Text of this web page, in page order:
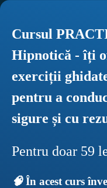
Cursul
Hipnotică - îți
exerciții
pentru a
sigure și cu
Pentru doar 59
🧠 În acest curs